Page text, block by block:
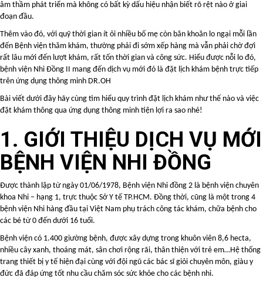
âm thầm phát triển mà không có bất kỳ dấu hiệu nhận biết rõ rệt nào ở giai
đoạn đầu.
Thêm vào đó, với quỹ thời gian ít ỏi nhiều bố mẹ còn băn khoăn lo ngại mỗi lần
đến Bệnh viện thăm khám, thường phải đi sớm xếp hàng mà vẫn phải chờ đợi
rất lâu mới đến lượt khám, rất tốn thời gian và công sức. Hiểu được nỗi lo đó,
bệnh viện Nhi Đồng II mang đến dịch vụ mới đó là đặt lịch khám bệnh trực tiếp
trên ứng dụng thông minh DR.OH
Bài viết dưới đây hãy cùng tìm hiểu quy trình đặt lịch khám như thế nào và việc
đặt khám thông qua ứng dụng thông minh tiện lợi ra sao nhé!
1. GIỚI THIỆU DỊCH VỤ MỚI
BỆNH VIỆN NHI ĐỒNG
Được thành lập từ ngày 01/06/1978, Bệnh viện Nhi đồng 2 là bệnh viện chuyên
khoa Nhi – hạng 1, trực thuộc Sở Y tế TP.HCM. Đồng thời, cũng là một trong 4
bệnh viện Nhi hàng đầu tại Việt Nam phụ trách công tác khám, chữa bệnh cho
các bé từ 0 đến dưới 16 tuổi.
Bệnh viện có 1.400 giường bệnh, được xây dựng trong khuôn viên 8,6 hecta,
nhiều cây xanh, thoáng mát, sân chơi rộng rãi, thân thiện với trẻ em…Hệ thống
trang thiết bị y tế hiện đại cùng với đội ngũ các bác sĩ giỏi chuyên môn, giàu y
đức đã đáp ứng tốt nhu cầu chăm sóc sức khỏe cho các bệnh nhi.